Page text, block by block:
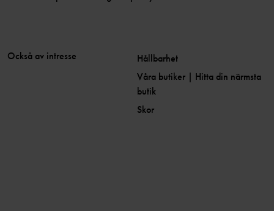
Också av intresse
Hållbarhet
Våra butiker | Hitta din närmsta
butik
Skor